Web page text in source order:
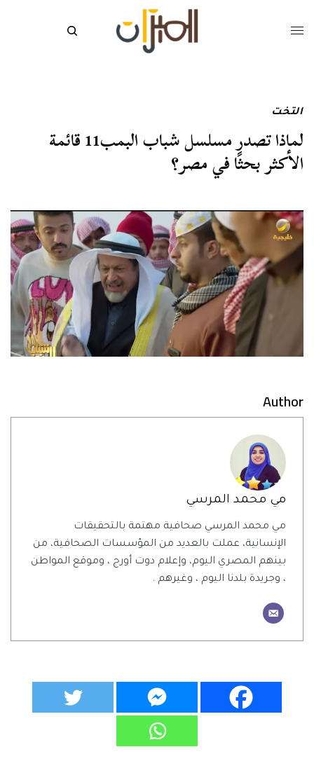
التخت
لماذا تصدر مسلسل شباب البمب11 قائمة
الأكثر بحثًا في مصر؟
Author
مي محمد المرسي
مي محمد المرسي صحافية مهتمة بالتحقيقات
الإنسانية، عملت بالعديد من المؤسسات الصحافية، من
بينهم المصري اليوم، وإعلام دوت أورج ، وموقع المواطن
، وجريدة بلدنا اليوم ، وغيرهم .